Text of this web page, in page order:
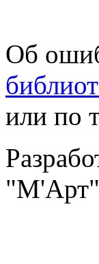
Об
или по
"М'Арт"